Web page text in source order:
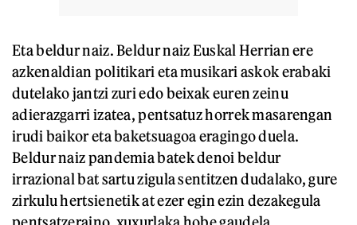
Eta beldur naiz. Beldur naiz Euskal Herrian ere
azkenaldian politikari eta musikari askok erabaki
dutelako jantzi zuri edo beixak euren zeinu
adierazgarri izatea, pentsatuz horrek masarengan
irudi baikor eta baketsuagoa eragingo duela.
Beldur naiz pandemia batek denoi beldur
irrazional bat sartu zigula sentitzen dudalako, gure
zirkulu hertsienetik at ezer egin ezin dezakegula